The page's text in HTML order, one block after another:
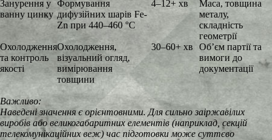
Занурення у
ванну цинку
Формування
дифузійних шарів Fe-
Zn при 440–460 °C
4–12+ хв
Маса, товщина
металу,
складність
геометрії
Охолодження
та контроль
якості
Охолодження,
візуальний огляд,
вимірювання
товщини
30–60+ хв
Об’єм партії та
вимоги до
документації
Важливо:
Наведені значення є орієнтовними. Для сильно заіржавілих
виробів або великогабаритних елементів (наприклад, секцій
телекомунікаційних веж) час підготовки може суттєво